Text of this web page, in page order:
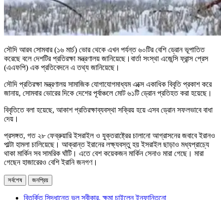
সৌদি আরব সোমবার (১৬ মার্চ) ভোর থেকে এখন পর্যন্ত ৬০টির বেশি ড্রোন ভূপাতিত
করেছে বলে দেশটির প্রতিরক্ষা মন্ত্রণালয় জানিয়েছে।বার্তা সংস্থা এজেন্সি ফ্রান্স প্রেস
(এএফপি) এক প্রতিবেদনে এ তথ্য জানিয়েছে।
সৌদি প্রতিরক্ষা মন্ত্রণালয় সামাজিক যোগাযোগমাধ্যম এক্সে একাধিক বিবৃতি প্রকাশ করে
জানায়, সোমবার ভোরের দিকে দেশের পূর্বাঞ্চলে মোট ৬১টি ড্রোন প্রতিহত করা হয়েছে।
বিবৃতিতে বলা হয়েছে, আকাশ প্রতিরক্ষাব্যবস্থা সক্রিয় হয়ে এসব ড্রোন সফলভাবে বাধা
দেয়।
প্রসঙ্গত, গত ২৮ ফেব্রুয়ারি ইসরাইল ও যুক্তরাষ্ট্রের চালানো আগ্রাসনের জবাবে ইরানও
পাল্টা হামলা চালিয়েছে। আক্রান্ত ইরানের লক্ষ্যবস্তু হয় ইসরাইল ছাড়াও মধ্যপ্রাচ্যে
থাকা মার্কিন সব সামরিক ঘাঁটি। এতে বেশ কয়েকজন মার্কিন সেনাও মারা গেছে। মারা
গেছেন হাজারেরও বেশি ইরানি জনগণ।
সর্বশেষ জনপ্রিয়
বিতর্কিত সিদ্ধান্তে ভুল স্বীকার, ক্ষমা চাইলেন ইনফান্তিনো